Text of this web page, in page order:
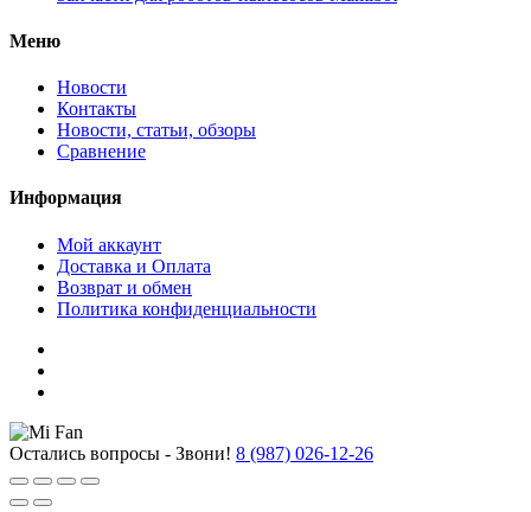
Меню
Новости
Контакты
Новости, статьи, обзоры
Сравнение
Информация
Мой аккаунт
Доставка и Оплата
Возврат и обмен
Политика конфиденциальности
Остались вопросы - Звони! 8 (987) 026-12-26